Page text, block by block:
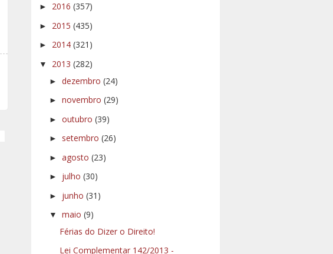
► 2016 (357)
► 2015 (435)
► 2014 (321)
▼ 2013 (282)
► dezembro (24)
► novembro (29)
► outubro (39)
► setembro (26)
► agosto (23)
► julho (30)
► junho (31)
▼ maio (9)
Férias do Dizer o Direito!
Lei Complementar 142/2013 -